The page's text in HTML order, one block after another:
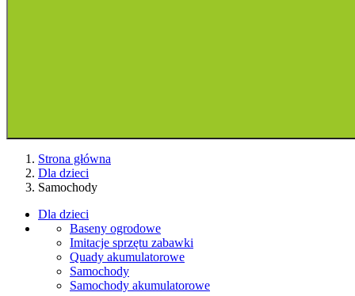
Strona główna
Dla dzieci
Samochody
Dla dzieci
Baseny ogrodowe
Imitacje sprzętu zabawki
Quady akumulatorowe
Samochody
Samochody akumulatorowe